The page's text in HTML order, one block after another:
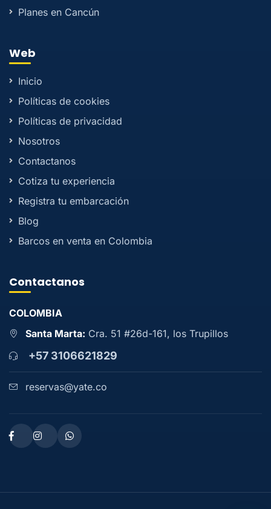
Planes en Cancún
Web
Inicio
Políticas de cookies
Políticas de privacidad
Nosotros
Contactanos
Cotiza tu experiencia
Registra tu embarcación
Blog
Barcos en venta en Colombia
Contactanos
COLOMBIA
Santa Marta: Cra. 51 #26d-161, los Trupillos
+57 3106621829
reservas@yate.co